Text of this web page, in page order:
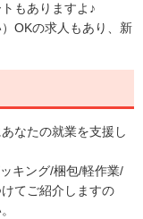
もありますよ♪
OKの求人もあり、新
なたの就業を支援し
キング/梱包/軽作業/
てご紹介しますの